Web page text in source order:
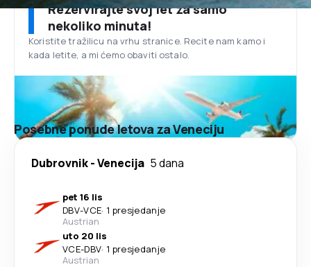
Rezervirajte svoj let za samo
nekoliko minuta!
Koristite tražilicu na vrhu stranice. Recite nam kamo i
kada letite, a mi ćemo obaviti ostalo.
Posebne ponude letova za Veneciju
Dubrovnik-Venecija 5 dana
pet 16 lis
DBV-VCE· 1 presjedanje
Austrian
uto 20 lis
VCE-DBV· 1 presjedanje
Austrian